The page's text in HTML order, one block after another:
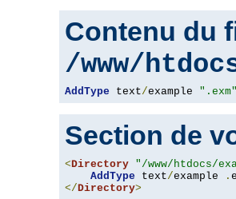
Contenu du
/www/
AddType text/example ".exm"
Section de
<Directory "/www/htdocs/
AddType text/example .
</Directory>